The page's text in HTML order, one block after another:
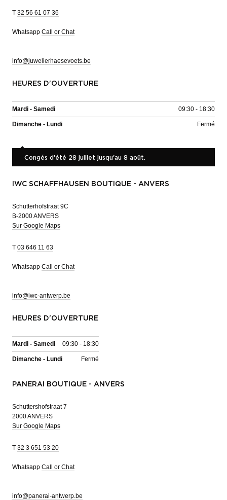
T 32 56 61 07 36
Whatsapp Call or Chat
info@juwelierhaesevoets.be
HEURES D'OUVERTURE
Mardi - Samedi 09:30 - 18:30
Dimanche - Lundi Fermé
Congés d'été 28 juillet jusqu'au 8 août.
IWC SCHAFFHAUSEN BOUTIQUE - ANVERS
Schutterhofstraat 9C
B-2000 ANVERS
Sur Google Maps
T 03 646 11 63
Whatsapp Call or Chat
info@iwc-antwerp.be
HEURES D'OUVERTURE
Mardi - Samedi 09:30 - 18:30
Dimanche - Lundi Fermé
PANERAI BOUTIQUE - ANVERS
Schuttershofstraat 7
2000 ANVERS
Sur Google Maps
T 32 3 651 53 20
Whatsapp Call or Chat
info@panerai-antwerp.be